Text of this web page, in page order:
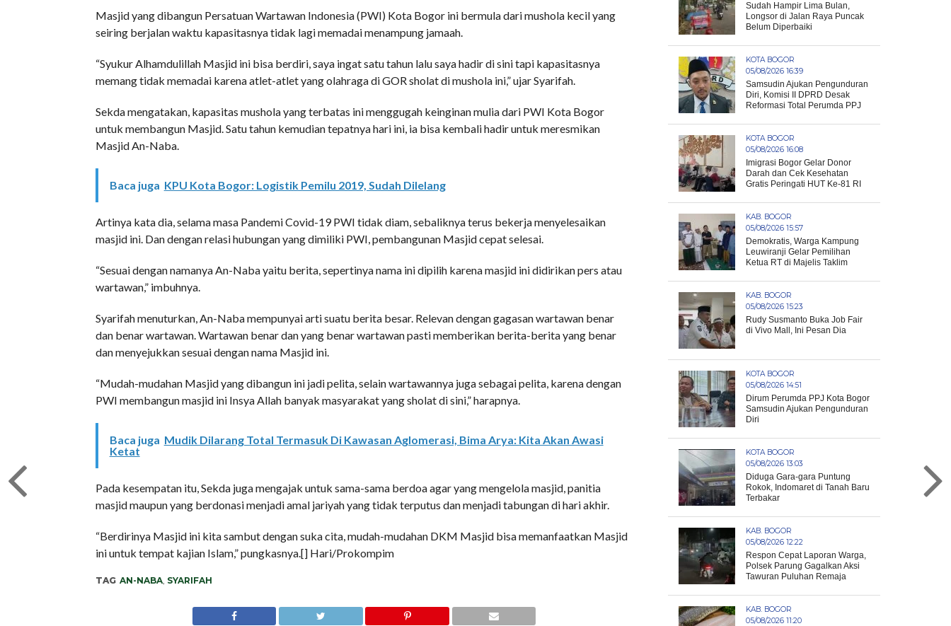
Masjid yang dibangun Persatuan Wartawan Indonesia (PWI) Kota Bogor ini bermula dari mushola kecil yang
seiring berjalan waktu kapasitasnya tidak lagi memadai menampung jamaah.
“Syukur Alhamdulillah Masjid ini bisa berdiri, saya ingat satu tahun lalu saya hadir di sini tapi kapasitasnya
memang tidak memadai karena atlet-atlet yang olahraga di GOR sholat di mushola ini,” ujar Syarifah.
Sekda mengatakan, kapasitas mushola yang terbatas ini menggugah keinginan mulia dari PWI Kota Bogor
untuk membangun Masjid. Satu tahun kemudian tepatnya hari ini, ia bisa kembali hadir untuk meresmikan
Masjid An-Naba.
Baca juga KPU Kota Bogor: Logistik Pemilu 2019, Sudah Dilelang
Artinya kata dia, selama masa Pandemi Covid-19 PWI tidak diam, sebaliknya terus bekerja menyelesaikan
masjid ini. Dan dengan relasi hubungan yang dimiliki PWI, pembangunan Masjid cepat selesai.
“Sesuai dengan namanya An-Naba yaitu berita, sepertinya nama ini dipilih karena masjid ini didirikan pers atau
wartawan,” imbuhnya.
Syarifah menuturkan, An-Naba mempunyai arti suatu berita besar. Relevan dengan gagasan wartawan benar
dan benar wartawan. Wartawan benar dan yang benar wartawan pasti memberikan berita-berita yang benar
dan menyejukkan sesuai dengan nama Masjid ini.
“Mudah-mudahan Masjid yang dibangun ini jadi pelita, selain wartawannya juga sebagai pelita, karena dengan
PWI membangun masjid ini Insya Allah banyak masyarakat yang sholat di sini,” harapnya.
Baca juga Mudik Dilarang Total Termasuk Di Kawasan Aglomerasi, Bima Arya: Kita Akan Awasi
Ketat
Pada kesempatan itu, Sekda juga mengajak untuk sama-sama berdoa agar yang mengelola masjid, panitia
masjid maupun yang berdonasi menjadi amal jariyah yang tidak terputus dan menjadi tabungan di hari akhir.
“Berdirinya Masjid ini kita sambut dengan suka cita, mudah-mudahan DKM Masjid bisa memanfaatkan Masjid
ini untuk tempat kajian Islam,” pungkasnya.[] Hari/Prokompim
TAG AN-NABA, SYARIFAH
Sudah Hampir Lima Bulan,
Longsor di Jalan Raya Puncak
Belum Diperbaiki
KOTA BOGOR
05/08/2026 16:39
Samsudin Ajukan Pengunduran
Diri, Komisi II DPRD Desak
Reformasi Total Perumda PPJ
KOTA BOGOR
05/08/2026 16:08
Imigrasi Bogor Gelar Donor
Darah dan Cek Kesehatan
Gratis Peringati HUT Ke-81 RI
KAB. BOGOR
05/08/2026 15:57
Demokratis, Warga Kampung
Leuwiranji Gelar Pemilihan
Ketua RT di Majelis Taklim
KAB. BOGOR
05/08/2026 15:23
Rudy Susmanto Buka Job Fair
di Vivo Mall, Ini Pesan Dia
KOTA BOGOR
05/08/2026 14:51
Dirum Perumda PPJ Kota Bogor
Samsudin Ajukan Pengunduran
Diri
KOTA BOGOR
05/08/2026 13:03
Diduga Gara-gara Puntung
Rokok, Indomaret di Tanah Baru
Terbakar
KAB. BOGOR
05/08/2026 12:22
Respon Cepat Laporan Warga,
Polsek Parung Gagalkan Aksi
Tawuran Puluhan Remaja
KAB. BOGOR
05/08/2026 11:20